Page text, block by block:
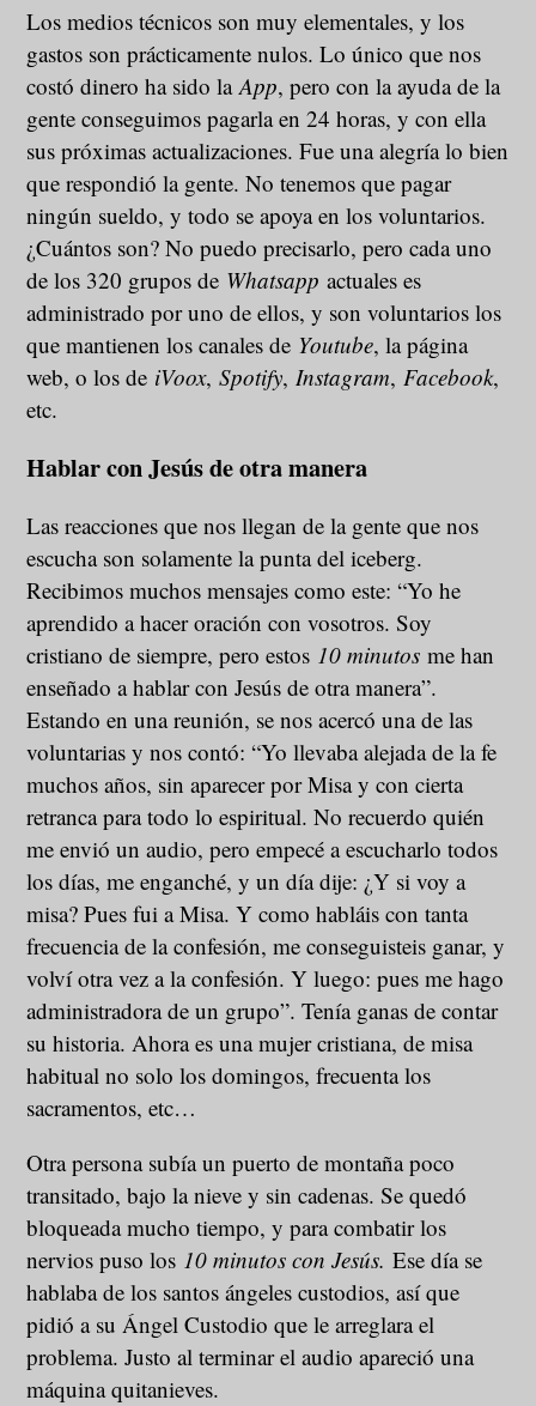
Los medios técnicos son muy elementales, y los
gastos son prácticamente nulos. Lo único que nos
costó dinero ha sido laApp, pero con la ayuda de la
gente conseguimos pagarla en 24 horas, y con ella
sus próximas actualizaciones. Fue una alegría lo bien
que respondió la gente. No tenemos que pagar
ningún sueldo, y todo se apoya en los voluntarios.
¿Cuántos son? No puedo precisarlo, pero cada uno
de los 320 grupos de Whatsapp actuales es
administrado por uno de ellos, y son voluntarios los
que mantienen los canales de Youtube, la página
web, o los de iVoox,Spotify,Instagram,Facebook,
etc.
Hablar con Jesús de otra manera
Las reacciones que nos llegan de la gente que nos
escucha son solamente la punta del iceberg.
Recibimos muchos mensajes como este: “Yo he
aprendido a hacer oración con vosotros. Soy
cristiano de siempre, pero estos 10 minutos me han
enseñado a hablar con Jesús de otra manera”.
Estando en una reunión, se nos acercó una de las
voluntarias y nos contó: “Yo llevaba alejada de la fe
muchos años, sin aparecer por Misa y con cierta
retranca para todo lo espiritual. No recuerdo quién
me envió un audio, pero empecé a escucharlo todos
los días, me enganché, y un día dije: ¿Y si voy a
misa? Pues fui a Misa. Y como habláis con tanta
frecuencia de la confesión, me conseguisteis ganar, y
volví otra vez a la confesión. Y luego: pues me hago
administradora de un grupo”. Tenía ganas de contar
su historia. Ahora es una mujer cristiana, de misa
habitual no solo los domingos, frecuenta los
sacramentos, etc…
Otra persona subía un puerto de montaña poco
transitado, bajo la nieve y sin cadenas. Se quedó
bloqueada mucho tiempo, y para combatir los
nervios puso los 10 minutos con Jesús. Ese día se
hablaba de los santos ángeles custodios, así que
pidió a su Ángel Custodio que le arreglara el
problema. Justo al terminar el audio apareció una
máquina quitanieves.